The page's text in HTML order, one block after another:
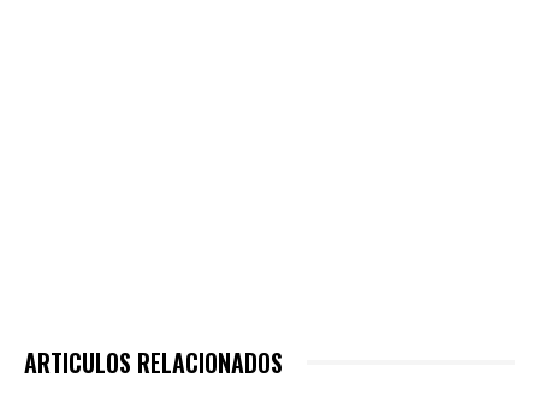
ARTICULOS RELACIONADOS